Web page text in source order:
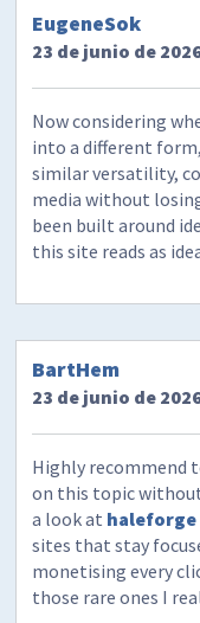
EugeneSok
23 de junio de
Now considering
into a different
similar versatility,
media without
been built around
this site reads as
BartHem
23 de junio de
Highly recommend
on this topic
a look at haleforge
sites that stay
monetising every
those rare ones I